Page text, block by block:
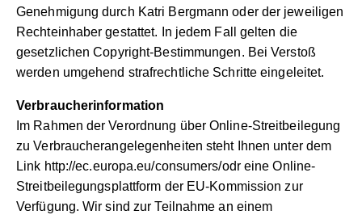
Genehmigung durch Katri Bergmann oder der jeweiligen
Rechteinhaber gestattet. In jedem Fall gelten die
gesetzlichen Copyright-Bestimmungen. Bei Verstoß
werden umgehend strafrechtliche Schritte eingeleitet.
Verbraucherinformation
Im Rahmen der Verordnung über Online-Streitbeilegung
zu Verbraucherangelegenheiten steht Ihnen unter dem
Link http://ec.europa.eu/consumers/odreine Online-
Streitbeilegungsplattform der EU-Kommission zur
Verfügung. Wir sind zur Teilnahme an einem